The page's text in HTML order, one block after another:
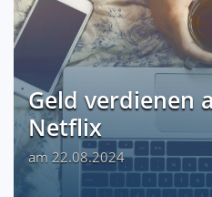
Geld verdienen
Netflix
am 22.08.2024